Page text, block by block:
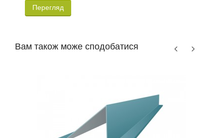
Перегляд
Вам також може сподобатися